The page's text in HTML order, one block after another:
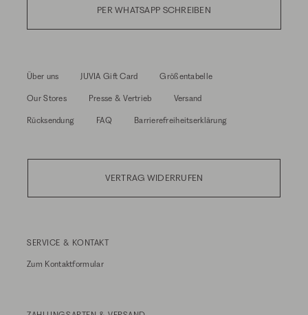
PER WHATSAPP SCHREIBEN
Über uns JUVIA Gift Card Größentabelle
Our Stores Presse & Vertrieb Versand
Rücksendung FAQ Barrierefreiheitserklärung
VERTRAG WIDERRUFEN
SERVICE & KONTAKT
Zum Kontaktformular